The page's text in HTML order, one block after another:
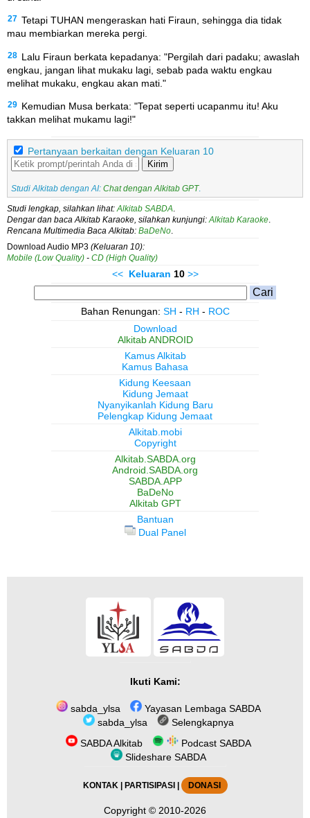
27 Tetapi TUHAN mengeraskan hati Firaun, sehingga dia tidak
mau membiarkan mereka pergi.
28 Lalu Firaun berkata kepadanya: "Pergilah dari padaku; awaslah
engkau, jangan lihat mukaku lagi, sebab pada waktu engkau
melihat mukaku, engkau akan mati."
29 Kemudian Musa berkata: "Tepat seperti ucapanmu itu! Aku
takkan melihat mukamu lagi!"
Pertanyaan berkaitan dengan Keluaran 10
Kirim
Studi Alkitab dengan AI: Chat dengan Alkitab GPT.
Studi lengkap, silahkan lihat: Alkitab SABDA
Dengar dan baca Alkitab Karaoke, silahkan kunjungi: Alkitab Karaoke
Rencana Multimedia Baca Alkitab: BaDeNo
Download Audio MP3 (Keluaran 10):
Mobile (Low Quality) - CD (High Quality)
<< Keluaran 10 >>
Bahan Renungan: SH - RH - ROC
Download
Alkitab ANDROID
Kamus Alkitab
Kamus Bahasa
Kidung Keesaan
Kidung Jemaat
Nyanyikanlah Kidung Baru
Pelengkap Kidung Jemaat
Alkitab.mobi
Copyright
Alkitab.SABDA.org
Android.SABDA.org
SABDA.APP
BaDeNo
Alkitab GPT
Bantuan
Dual Panel
Ikuti Kami:
sabda_ylsa
Yayasan Lembaga SABDA
sabda_ylsa
Selengkapnya
SABDA Alkitab
Podcast SABDA
Slideshare SABDA
KONTAK| PARTISIPASI DONASI
Copyright © 2010-2026